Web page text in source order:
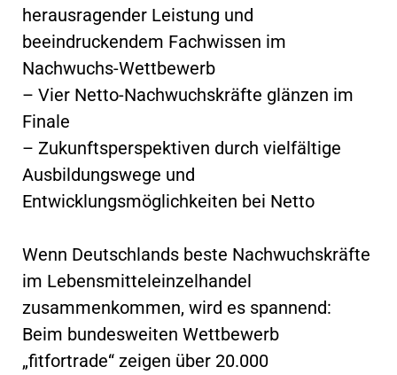
herausragender Leistung und
beeindruckendem Fachwissen im
Nachwuchs-Wettbewerb
– Vier Netto-Nachwuchskräfte glänzen im
Finale
– Zukunftsperspektiven durch vielfältige
Ausbildungswege und
Entwicklungsmöglichkeiten bei Netto
Wenn Deutschlands beste Nachwuchskräfte
im Lebensmitteleinzelhandel
zusammenkommen, wird es spannend:
Beim bundesweiten Wettbewerb
„fitfortrade“ zeigen über 20.000